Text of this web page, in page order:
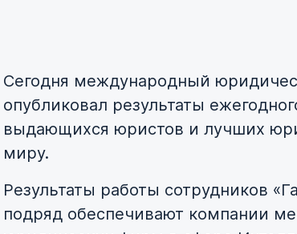
Сегодня международный
опубликовал результаты
выдающихся юристов и лучших
миру.
Результаты работы сотрудников
подряд обеспечивают компании